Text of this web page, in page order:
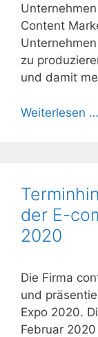
Content
zu
und damit
Weiterlesen …
der E-
2020
Die Firma
und
Expo 2020.
Februar